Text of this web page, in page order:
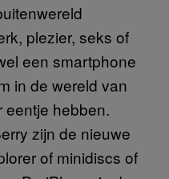
plezier, seks of
een smartphone
in de wereld van
eentje hebben.
zijn de nieuwe
of minidiscs of